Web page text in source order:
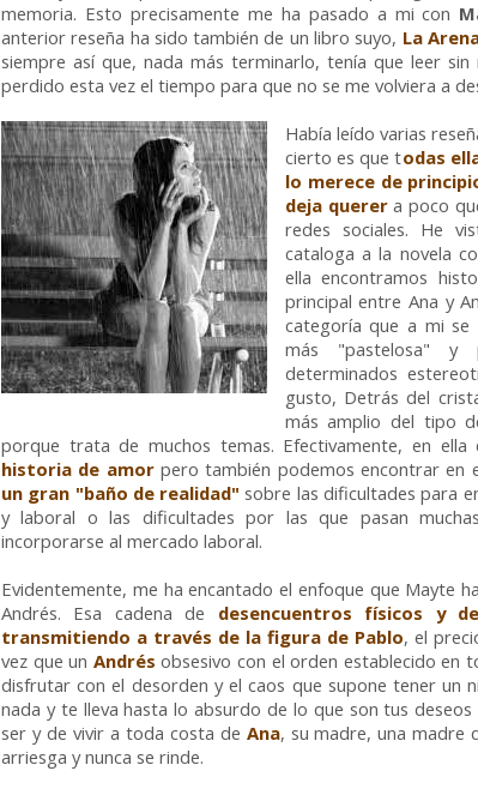
memoria. Esto precisamente me ha pasado a mi con
anterior reseña ha sido también de un libro suyo, La
siempre así que, nada más terminarlo, tenía que leer
perdido esta vez el tiempo para que no se me volviera a
Había leído varias
cierto es que todas
lo merece de
deja querera poco
redes sociales. He
cataloga a la novela
ella encontramos
principal entre Ana y
categoría que a mi
más "pastelosa" y
determinados
gusto, Detrás del
más amplio del tipo
porque trata de muchos temas. Efectivamente, en ella
historia de amorpero también podemos encontrar en
un gran "baño de realidad" sobre las dificultades para
y laboral o las dificultades por las que pasan
incorporarse al mercado laboral.
Evidentemente, me ha encantado el enfoque que Mayte
Andrés. Esa cadena de desencuentros físicos y
transmitiendo a través de la figura de Pablo, el
vez que un Andrés obsesivo con el orden establecido en
disfrutar con el desorden y el caos que supone tener un
nada y te lleva hasta lo absurdo de lo que son tus
ser y de vivir a toda costa de Ana, su madre, una madre
arriesga y nunca se rinde.